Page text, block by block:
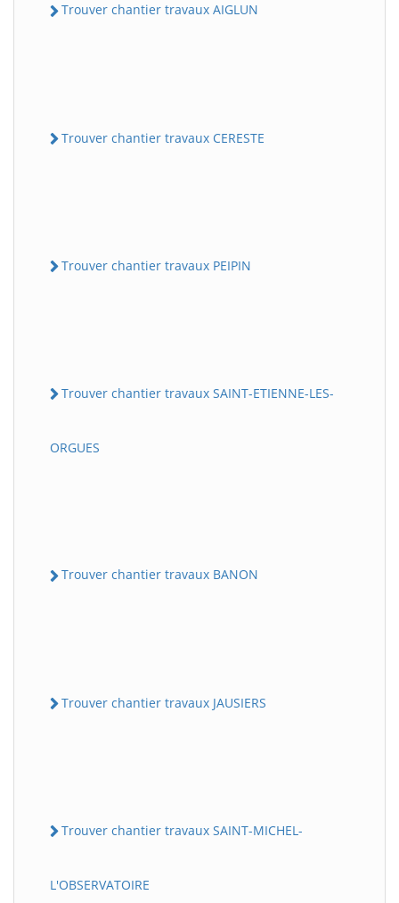
Trouver chantier travaux AIGLUN
Trouver chantier travaux CERESTE
Trouver chantier travaux PEIPIN
Trouver chantier travaux SAINT-ETIENNE-LES-
ORGUES
Trouver chantier travaux BANON
Trouver chantier travaux JAUSIERS
Trouver chantier travaux SAINT-MICHEL-
L'OBSERVATOIRE